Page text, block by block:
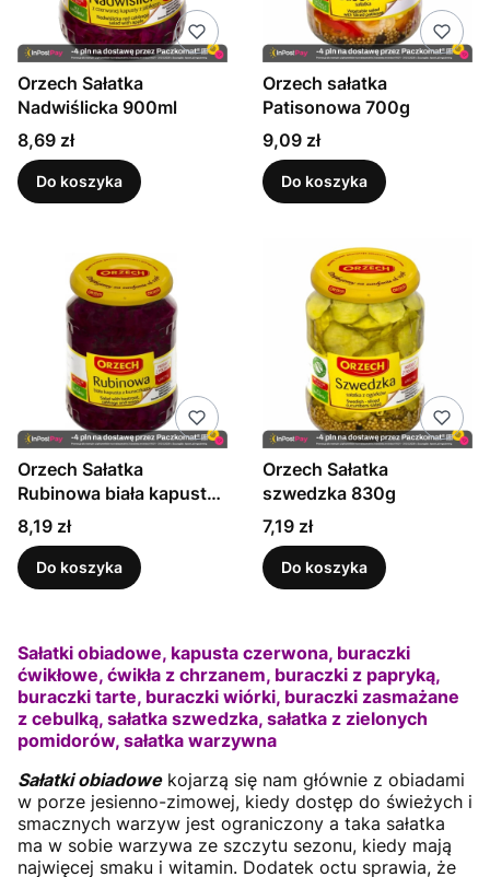
Orzech Sałatka
Nadwiślicka 900ml
Cena
8,69 zł
Do koszyka
Orzech sałatka
Patisonowa 700g
Cena
9,09 zł
Do koszyka
Orzech Sałatka
Rubinowa biała kapusta
z buraczkami 670g
Cena
8,19 zł
Do koszyka
Orzech Sałatka
szwedzka 830g
Cena
7,19 zł
Do koszyka
Sałatki obiadowe, kapusta czerwona, buraczki
ćwikłowe, ćwikła z chrzanem, buraczki z papryką,
buraczki tarte, buraczki wiórki, buraczki zasmażane
z cebulką, sałatka szwedzka, sałatka z zielonych
pomidorów, sałatka warzywna
Sałatki obiadowekojarzą się nam głównie z obiadami
w porze jesienno-zimowej, kiedy dostęp do świeżych i
smacznych warzyw jest ograniczony a taka sałatka
ma w sobie warzywa ze szczytu sezonu, kiedy mają
najwięcej smaku i witamin. Dodatek octu sprawia, że